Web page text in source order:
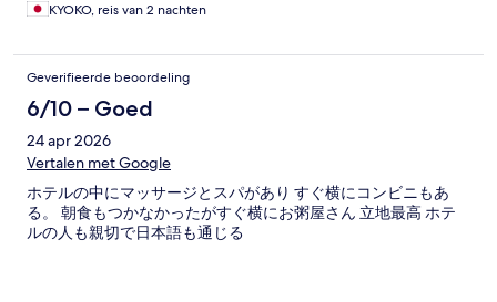
KYOKO, reis van 2 nachten
Geverifieerde beoordeling
6/10 – Goed
24 apr 2026
Vertalen met Google
ホテルの中にマッサージとスパがあり すぐ横にコンビニもあ
る。 朝食もつかなかったがすぐ横にお粥屋さん 立地最高 ホテ
ルの人も親切で日本語も通じる